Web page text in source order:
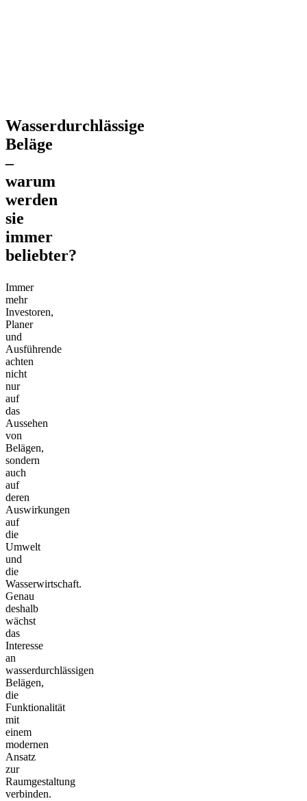
Wasserdurchlässige
Beläge
–
warum
werden
sie
immer
beliebter?
Immer
mehr
Investoren,
Planer
und
Ausführende
achten
nicht
nur
auf
das
Aussehen
von
Belägen,
sondern
auch
auf
deren
Auswirkungen
auf
die
Umwelt
und
die
Wasserwirtschaft.
Genau
deshalb
wächst
das
Interesse
an
wasserdurchlässigen
Belägen,
die
Funktionalität
mit
einem
modernen
Ansatz
zur
Raumgestaltung
verbinden.